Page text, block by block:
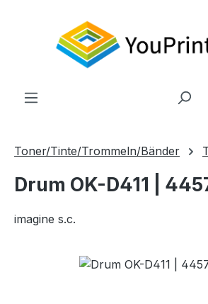
Toner/Tinte/Trommeln/Bänder
Drum OK-D411 |
imagine s.c.
Bildergalerie überspringen